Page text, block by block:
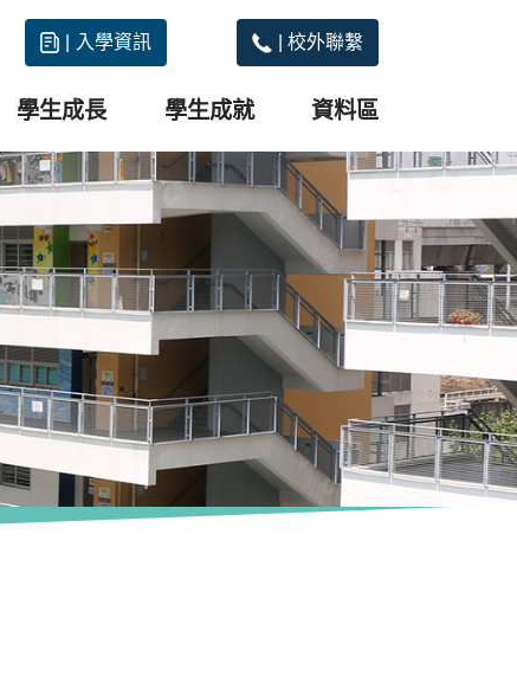
入學資訊 校外聯繫
學生成長 學生成就 資料區